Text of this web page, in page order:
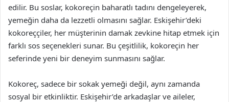
edilir. Bu soslar, kokoreçin baharatlı tadını dengeleyerek,
yemeğin daha da lezzetli olmasını sağlar. Eskişehir’deki
kokoreççiler, her müşterinin damak zevkine hitap etmek için
farklı sos seçenekleri sunar. Bu çeşitlilik, kokoreçin her
seferinde yeni bir deneyim sunmasını sağlar.
Kokoreç, sadece bir sokak yemeği değil, aynı zamanda
sosyal bir etkinliktir. Eskişehir’de arkadaşlar ve aileler,